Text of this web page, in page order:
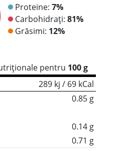
Proteine: 7%
Carbohidrați: 81%
Grăsimi: 12%
pentru 100 g
289 kj / 69 kCal
0.85 g
0.14 g
0.71 g